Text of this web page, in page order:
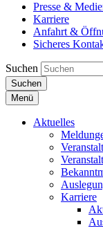
Presse &
Karriere
Anfahrt &
Sicheres
Suchen
Suchen
Menü
Aktuelles
Karriere